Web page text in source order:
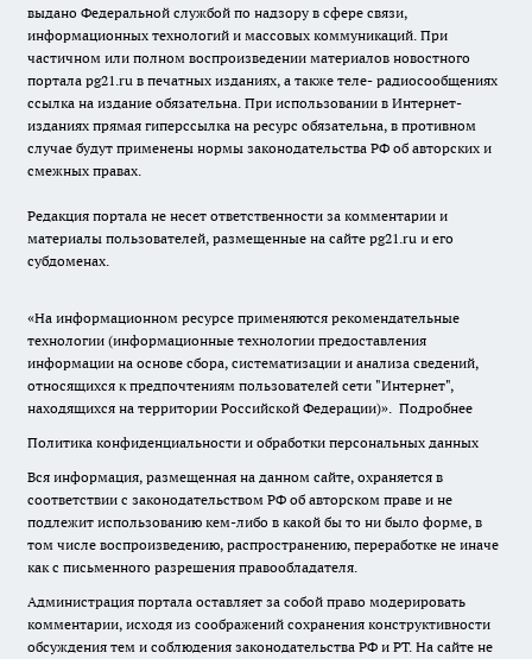
выдано Федеральной службой по надзору в сфере связи,
информационных технологий и массовых коммуникаций. При
частичном или полном воспроизведении материалов новостного
портала pg21.ru в печатных изданиях, а также теле- радиосообщениях
ссылка на издание обязательна. При использовании в Интернет-
изданиях прямая гиперссылка на ресурс обязательна, в противном
случае будут применены нормы законодательства РФ об авторских и
смежных правах.
Редакция портала не несет ответственности за комментарии и
материалы пользователей, размещенные на сайте pg21.ru и его
субдоменах.
«На информационном ресурсе применяются рекомендательные
технологии (информационные технологии предоставления
информации на основе сбора, систематизации и анализа сведений,
относящихся к предпочтениям пользователей сети "Интернет",
находящихся на территории Российской Федерации)». Подробнее
Политика конфиденциальности и обработки персональных данных
Вся информация, размещенная на данном сайте, охраняется в
соответствии с законодательством РФ об авторском праве и не
подлежит использованию кем-либо в какой бы то ни было форме, в
том числе воспроизведению, распространению, переработке не иначе
как с письменного разрешения правообладателя.
Администрация портала оставляет за собой право модерировать
комментарии, исходя из соображений сохранения конструктивности
обсуждения тем и соблюдения законодательства РФ и РТ. На сайте не